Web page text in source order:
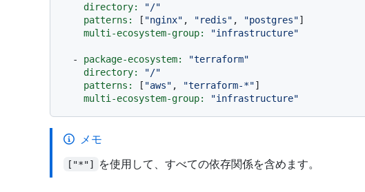
directory:
"/"
patterns:
[ "nginx" , "redis" , "postgres"]
multi-ecosystem-group:
"infrastructure"
- package-ecosystem:
"terraform"
directory:
"/"
patterns:
[ "aws" , "terraform-*"]
multi-ecosystem-group:
"infrastructure"
メモ
["*"] を使用して、すべての依存関係を含めます。